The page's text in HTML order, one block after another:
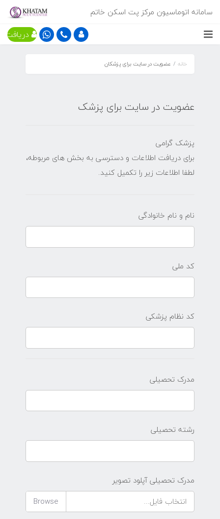
سامانه اتوماسیون مرکز پت اسکن خاتم
دریافت
خانه عضویت در سایت برای پزشکان
عضویت در سایت برای پزشک
پزشک گرامی
برای دریافت اطلاعات و دسترسی به بخش های مربوطه،
لطفا اطلاعات زیر را تکمیل کنید.
نام و نام خانوادگی
کد ملی
کد نظام پزشکی
مدرک تحصیلی
رشته تحصیلی
مدرک تحصیلی آپلود تصویر
انتخاب فایل...